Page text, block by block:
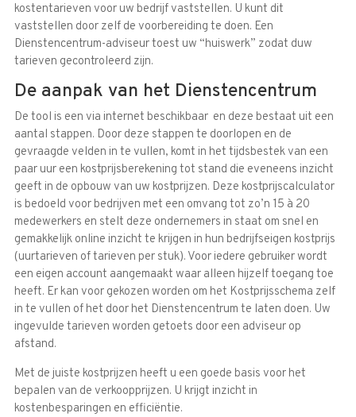
kostentarieven voor uw bedrijf vaststellen. U kunt dit
vaststellen door zelf de voorbereiding te doen. Een
Dienstencentrum-adviseur toest uw “huiswerk” zodat duw
tarieven gecontroleerd zijn.
De aanpak van het Dienstencentrum
De tool is een via internet beschikbaar en deze bestaat uit een
aantal stappen. Door deze stappen te doorlopen en de
gevraagde velden in te vullen, komt in het tijdsbestek van een
paar uur een kostprijsberekening tot stand die eveneens inzicht
geeft in de opbouw van uw kostprijzen. Deze kostprijscalculator
is bedoeld voor bedrijven met een omvang tot zo’n 15 à 20
medewerkers en stelt deze ondernemers in staat om snel en
gemakkelijk online inzicht te krijgen in hun bedrijfseigen kostprijs
(uurtarieven of tarieven per stuk). Voor iedere gebruiker wordt
een eigen account aangemaakt waar alleen hijzelf toegang toe
heeft. Er kan voor gekozen worden om het Kostprijsschema zelf
in te vullen of het door het Dienstencentrum te laten doen. Uw
ingevulde tarieven worden getoets door een adviseur op
afstand.
Met de juiste kostprijzen heeft u een goede basis voor het
bepalen van de verkoopprijzen. U krijgt inzicht in
kostenbesparingen en efficiëntie.